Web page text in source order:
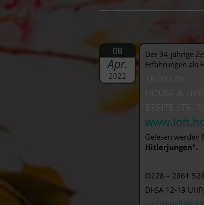
LEAVE A COMMENT
08
Apr.
2022
Der 94-jährige
Erfahrungen als
Gelesen werden
Hitlerjungen".
O228 – 2861
DI-SA 12-19 UHR